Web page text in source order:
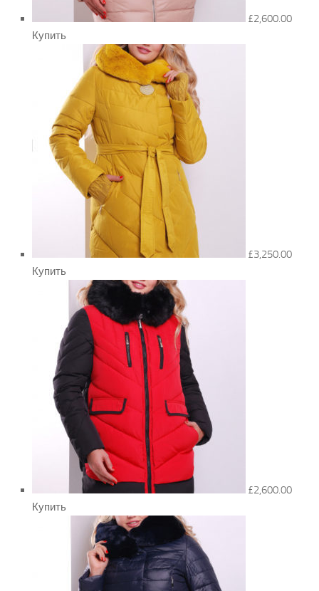
£2,600.00
Купить
£3,250.00
Купить
£2,600.00
Купить